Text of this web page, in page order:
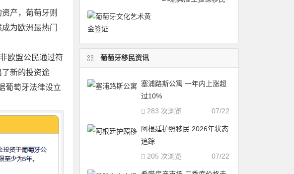
产，葡萄牙则
为欧洲最热门
欧盟公民通过符
新的投资途
葡萄牙法律设立
葡萄牙移民资讯
塞浦路斯公寓 一年内上涨超
过10%
07/22
283 次浏览
阿根廷护照移民 2026年状态
追踪
07/22
205 次浏览